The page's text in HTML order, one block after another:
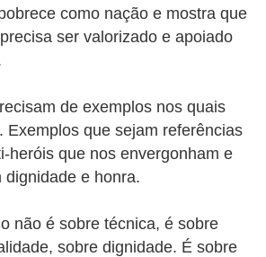
como nação e mostra que
ser valorizado e apoiado
de exemplos nos quais
Exemplos que sejam referências
heróis que nos envergonham e
dignidade e honra.
não é sobre técnica, é sobre
sobre dignidade. É sobre